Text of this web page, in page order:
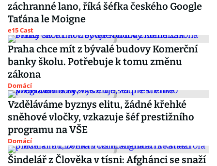
záchranné lano, říká šéfka českého Google
Taťána le Moigne
e15 Cast
Praha chce mít z bývalé budovy Komerční
banky školu. Potřebuje k tomu změnu
zákona
Domácí
Vzděláváme byznys elitu, žádné křehké
sněhové vločky, vzkazuje šéf prestižního
programu na VŠE
Domácí
Šindelář z Člověka v tísni: Afghánci se snaží